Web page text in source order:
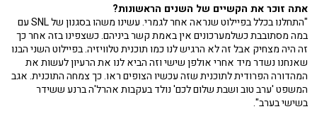
אתה זוכר את הקשיים של השנים הראשונות?
"התחלנו בכלל בפיילוט שנראה אחר לגמרי. עשינו משהו בסגנון של SNL עם
במה מסתובבת כשלמערכונים אין באמת קשר ביניהם. כשצפינו בזה אחר כך
זה היה מצחיק אבל זה לא הרגיש לנו כמו תוכנית טלוויזיה. בפיילוט השני הבנו
שאנחנו נשדר מיד אחרי אולפן שישי וזה הביא לנו את הרעיון לעשות את
המהדורה הפרודית לתוכנית שזה עכשיו הצופים ראו. כך צמחה התוכנית. אגב
המשפט 'ערב טוב ושבת שלום לכם' נולד בעקבות אהרל'ה ברנע ששידר
בשישי בערב".